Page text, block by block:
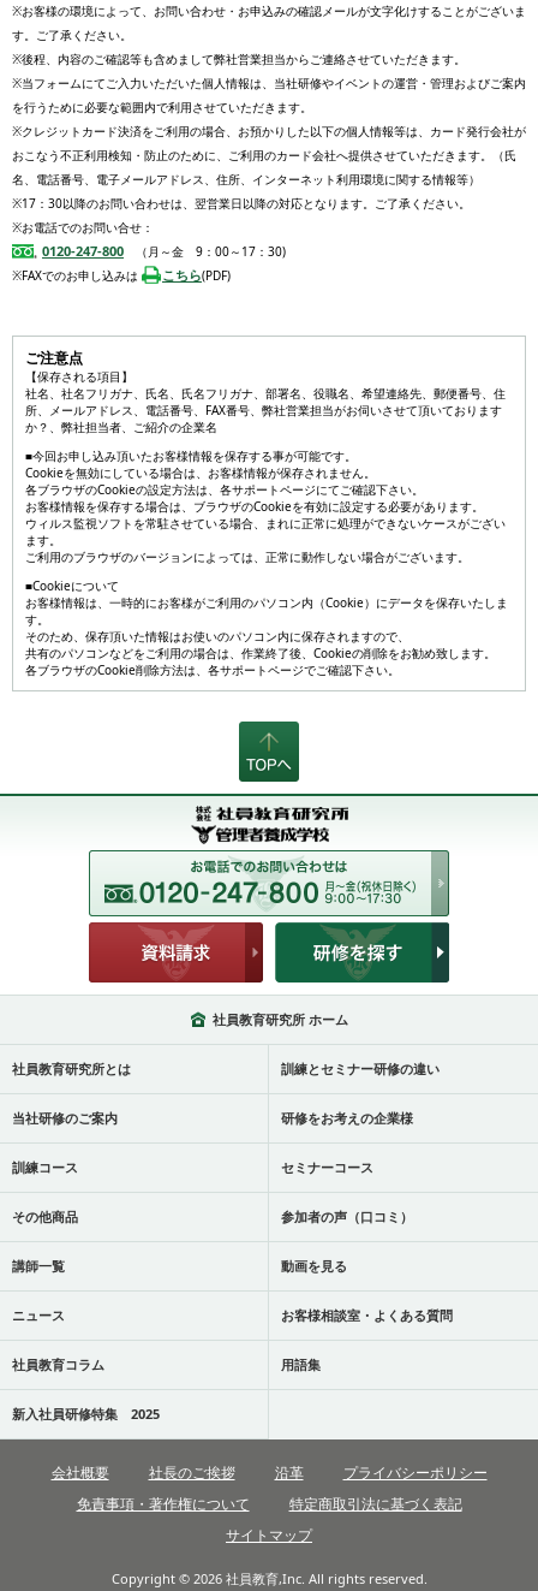
※お客様の環境によって、お問い合わせ・お申込みの確認メールが文字化けすることがございま
す。ご了承ください。
※後程、内容のご確認等も含めまして弊社営業担当からご連絡させていただきます。
※当フォームにてご入力いただいた個人情報は、当社研修やイベントの運営・管理およびご案内
を行うために必要な範囲内で利用させていただきます。
※クレジットカード決済をご利用の場合、お預かりした以下の個人情報等は、カード発行会社が
おこなう不正利用検知・防止のために、ご利用のカード会社へ提供させていただきます。（氏
名、電話番号、電子メールアドレス、住所、インターネット利用環境に関する情報等）
※17：30以降のお問い合わせは、翌営業日以降の対応となります。ご了承ください。
※お電話でのお問い合せ：
0120-247-800 （月～金 9：00～17：30)
※FAXでのお申し込みは
こちら(PDF)
ご注意点
【保存される項目】
社名、社名フリガナ、氏名、氏名フリガナ、部署名、役職名、希望連絡先、郵便番号、住
所、メールアドレス、電話番号、FAX番号、弊社営業担当がお伺いさせて頂いております
か？、弊社担当者、ご紹介の企業名
■今回お申し込み頂いたお客様情報を保存する事が可能です。
Cookieを無効にしている場合は、お客様情報が保存されません。
各ブラウザのCookieの設定方法は、各サポートページにてご確認下さい。
お客様情報を保存する場合は、ブラウザのCookieを有効に設定する必要があります。
ウィルス監視ソフトを常駐させている場合、まれに正常に処理ができないケースがござい
ます。
ご利用のブラウザのバージョンによっては、正常に動作しない場合がございます。
■Cookieについて
お客様情報は、一時的にお客様がご利用のパソコン内（Cookie）にデータを保存いたしま
す。
そのため、保存頂いた情報はお使いのパソコン内に保存されますので、
共有のパソコンなどをご利用の場合は、作業終了後、Cookieの削除をお勧め致します。
各ブラウザのCookie削除方法は、各サポートページでご確認下さい。
社員教育研究所 ホーム
社員教育研究所とは 訓練とセミナー研修の違い
当社研修のご案内 研修をお考えの企業様
訓練コース セミナーコース
その他商品 参加者の声（口コミ）
講師一覧 動画を見る
ニュース お客様相談室・よくある質問
社員教育コラム 用語集
新入社員研修特集 2025
会社概要 社長のご挨拶 沿革
プライバシーポリシー
免責事項・著作権について
特定商取引法に基づく表記
サイトマップ
Copyright © 2026 社員教育,Inc. All rights reserved.